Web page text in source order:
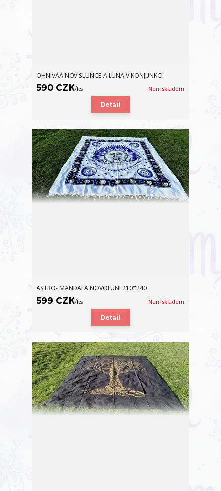
OHNIVÁÁ NOV SLUNCE A LUNA V KONJUNKCI
590 CZK/ks Není skladem
Detail
ASTRO- MANDALA NOVOLUNÍ 210*240
599 CZK/ks Není skladem
Detail